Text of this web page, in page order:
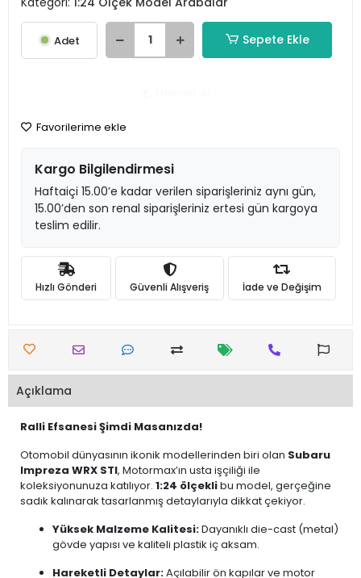
Adet Sepete Ekle
Favorilerime ekle
Kargo Bilgilendirmesi
Haftaiçi 15.00’e kadar verilen siparişleriniz aynı gün,
15.00’den son renal siparişleriniz ertesi gün kargoya
teslim edilir.
Hızlı Gönderi Güvenli Alışveriş İade ve Değişim
Açıklama
Ralli Efsanesi Şimdi Masanızda!
Otomobil dünyasının ikonik modellerinden biri olan Subaru
Impreza WRX STI, Motormax’ın usta işçiliği ile
koleksiyonunuza katılıyor. 1:24 ölçeklibu model, gerçeğine
sadık kalınarak tasarlanmış detaylarıyla dikkat çekiyor.
Yüksek Malzeme Kalitesi:Dayanıklı die-cast (metal)
gövde yapısı ve kaliteli plastik iç aksam.
Hareketli Detaylar:Açılabilir ön kapılar ve motor